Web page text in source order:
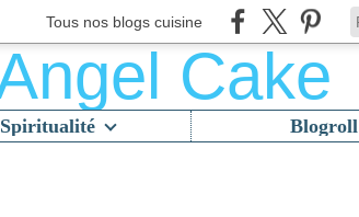
Tous nos blogs cuisine
Spiritualité Blogroll